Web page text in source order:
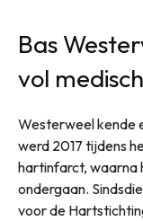
Bas
vol
Westerweel kende
werd 2017 tijdens
hartinfarct, waarna
ondergaan.
voor de